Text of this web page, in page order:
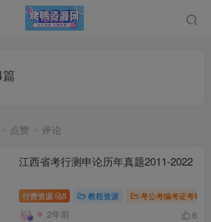
点赞 评论
江西省考行测申论历年真题2011-2022
付费资源 5 教程资源 考公考编考证考研
2年前 6